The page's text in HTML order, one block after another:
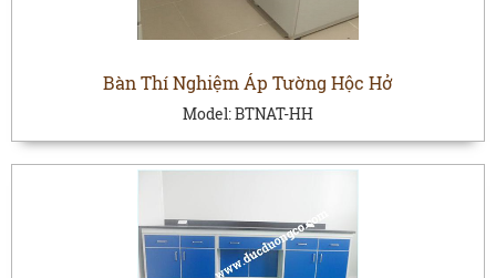
Bàn Thí Nghiệm Áp Tường Hộc Hở
Model:BTNAT-HH